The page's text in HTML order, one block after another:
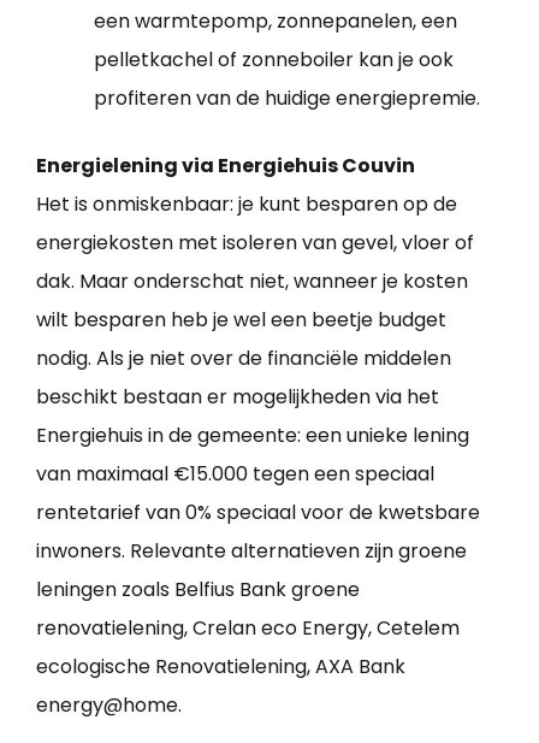
een warmtepomp, zonnepanelen, een
pelletkachel of zonneboiler kan je ook
profiteren van de huidige energiepremie.
Energielening via Energiehuis Couvin
Het is onmiskenbaar: je kunt besparen op de
energiekosten met isoleren van gevel, vloer of
dak. Maar onderschat niet, wanneer je kosten
wilt besparen heb je wel een beetje budget
nodig. Als je niet over de financiële middelen
beschikt bestaan er mogelijkheden via het
Energiehuis in de gemeente: een unieke lening
van maximaal €15.000 tegen een speciaal
rentetarief van 0% speciaal voor de kwetsbare
inwoners. Relevante alternatieven zijn groene
leningen zoals Belfius Bank groene
renovatielening, Crelan eco Energy, Cetelem
ecologische Renovatielening, AXA Bank
energy@home.